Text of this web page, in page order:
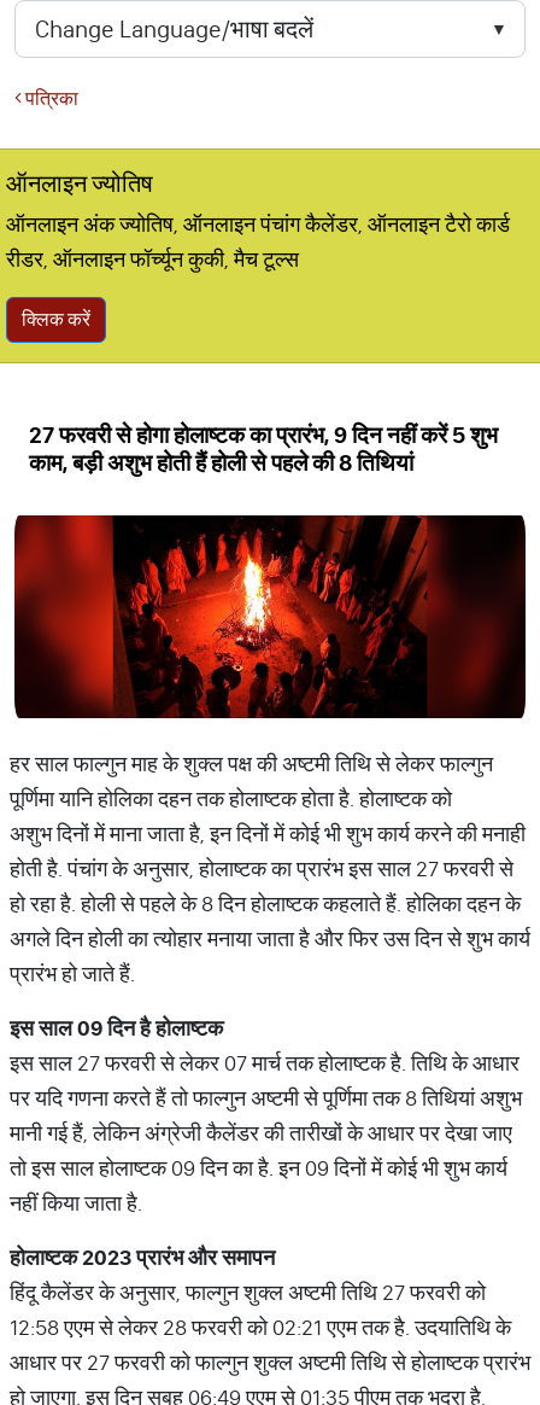
पत्रिका
ऑनलाइन ज्योतिष
ऑनलाइन अंक ज्योतिष, ऑनलाइन पंचांग कैलेंडर, ऑनलाइन टैरो कार्ड
रीडर, ऑनलाइन फॉर्च्यून कुकी, मैच टूल्स
क्लिक करें
27 फरवरी से होगा होलाष्टक का प्रारंभ, 9 दिन नहीं करें 5 शुभ
काम, बड़ी अशुभ होती हैं होली से पहले की 8 तिथियां
हर साल फाल्गुन माह के शुक्ल पक्ष की अष्टमी तिथि से लेकर फाल्गुन
पूर्णिमा यानि होलिका दहन तक होलाष्टक होता है. होलाष्टक को
अशुभ दिनों में माना जाता है, इन दिनों में कोई भी शुभ कार्य करने की मनाही
होती है. पंचांग के अनुसार, होलाष्टक का प्रारंभ इस साल 27 फरवरी से
हो रहा है. होली से पहले के 8 दिन होलाष्टक कहलाते हैं. होलिका दहन के
अगले दिन होली का त्योहार मनाया जाता है और फिर उस दिन से शुभ कार्य
प्रारंभ हो जाते हैं.
इससाल09दिनहैहोलाष्टक
इस साल 27 फरवरी से लेकर 07 मार्च तक होलाष्टक है. तिथि के आधार
पर यदि गणना करते हैं तो फाल्गुन अष्टमी से पूर्णिमा तक 8 तिथियां अशुभ
मानी गई हैं, लेकिन अंग्रेजी कैलेंडर की तारीखों के आधार पर देखा जाए
तो इस साल होलाष्टक 09 दिन का है. इन 09 दिनों में कोई भी शुभ कार्य
नहीं किया जाता है.
होलाष्टक2023प्रारंभऔरसमापन
हिंदू कैलेंडर के अनुसार, फाल्गुन शुक्ल अष्टमी तिथि 27 फरवरी को
12:58 एएम से लेकर 28 फरवरी को 02:21 एएम तक है. उदयातिथि के
आधार पर 27 फरवरी को फाल्गुन शुक्ल अष्टमी तिथि से होलाष्टक प्रारंभ
हो जाएगा. इस दिन सुबह 06:49 एएम से 01:35 पीएम तक भद्रा है.